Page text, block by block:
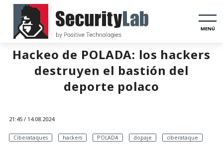
MENÚ
Hackeo de POLADA: los hackers
destruyen el bastión del
deporte polaco
21:45 / 14.08.2024
Ciberataques hackers POLADA dopaje ciberataque